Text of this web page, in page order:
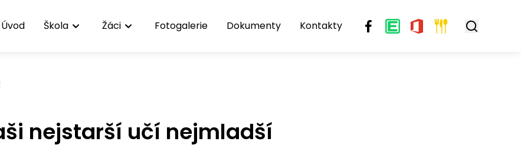
Úvod Škola Žáci Fotogalerie Dokumenty Kontakty
nejstarší učí nejmladší